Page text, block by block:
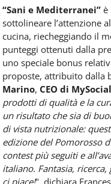
“Sani e Mediterranei” è
sottolineare l’attenzione
cucina, riecheggiando il
punteggi ottenuti dalla
uno speciale bonus
proposte, attribuito dalla
Marino, CEO di
prodotti di qualità e la
un risultato che sia di
di vista nutrizionale:
edizione del Pomorosso
contest più seguiti e
italiano. Fantasia, ricerca,
ci piace!", dichiara